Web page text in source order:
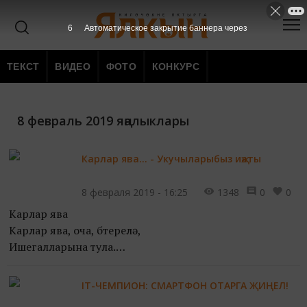
ТЕКСТ ВИДЕО ФОТО КОНКУРС
8 февраль 2019 яңалыклары
Карлар ява... - Укучыларыбыз иҗаты
8 февраля 2019 - 16:25 1348 0 0
Карлар ява
Карлар ява, оча, бөтерелә,
Ишегалларына тула.
Бит очына, керфекләргә куна.
IT-ЧЕМПИОН: СМАРТФОН ОТАРГА ҖИҢЕЛ!
5 Автоматическое закрытие баннера через